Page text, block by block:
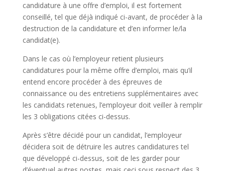
candidature à une offre d’emploi, il est fortement
conseillé, tel que déjà indiqué ci-avant, de procéder à la
destruction de la candidature et d’en informer le/la
candidat(e).
Dans le cas où l’employeur retient plusieurs
candidatures pour la même offre d’emploi, mais qu’il
entend encore procéder à des épreuves de
connaissance ou des entretiens supplémentaires avec
les candidats retenues, l’employeur doit veiller à remplir
les 3 obligations citées ci-dessus.
Après s’être décidé pour un candidat, l’employeur
décidera soit de détruire les autres candidatures tel
que développé ci-dessus, soit de les garder pour